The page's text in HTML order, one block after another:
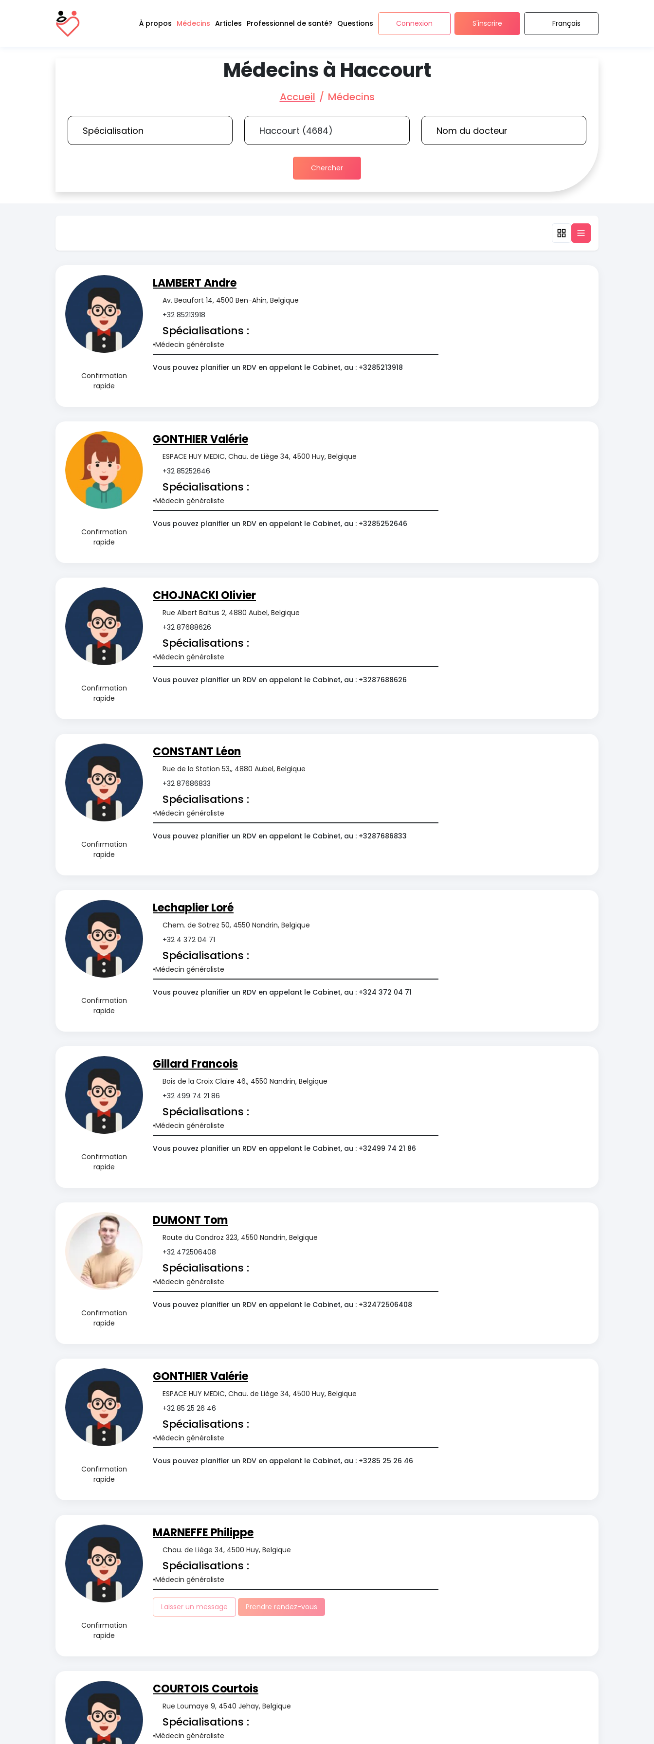
À propos Médecins Articles Professionnel de santé? Questions Connexion S'inscrire Français
Médecins à Haccourt
Accueil Médecins
Chercher
Confirmation
rapide
LAMBERT Andre
Av. Beaufort 14, 4500 Ben-Ahin, Belgique
+32 85213918
Spécialisations :
Médecin généraliste
Vous pouvez planifier un RDV en appelant le Cabinet, au : +3285213918
Confirmation
rapide
GONTHIER Valérie
ESPACE HUY MEDIC, Chau. de Liège 34, 4500 Huy, Belgique
+32 85252646
Spécialisations :
Médecin généraliste
Vous pouvez planifier un RDV en appelant le Cabinet, au : +3285252646
Confirmation
rapide
CHOJNACKI Olivier
Rue Albert Baltus 2, 4880 Aubel, Belgique
+32 87688626
Spécialisations :
Médecin généraliste
Vous pouvez planifier un RDV en appelant le Cabinet, au : +3287688626
Confirmation
rapide
CONSTANT Léon
Rue de la Station 53,, 4880 Aubel, Belgique
+32 87686833
Spécialisations :
Médecin généraliste
Vous pouvez planifier un RDV en appelant le Cabinet, au : +3287686833
Confirmation
rapide
Lechaplier Loré
Chem. de Sotrez 50, 4550 Nandrin, Belgique
+32 4 372 04 71
Spécialisations :
Médecin généraliste
Vous pouvez planifier un RDV en appelant le Cabinet, au : +324 372 04 71
Confirmation
rapide
Gillard Francois
Bois de la Croix Claire 46,, 4550 Nandrin, Belgique
+32 499 74 21 86
Spécialisations :
Médecin généraliste
Vous pouvez planifier un RDV en appelant le Cabinet, au : +32499 74 21 86
Confirmation
rapide
DUMONT Tom
Route du Condroz 323, 4550 Nandrin, Belgique
+32 472506408
Spécialisations :
Médecin généraliste
Vous pouvez planifier un RDV en appelant le Cabinet, au : +32472506408
Confirmation
rapide
GONTHIER Valérie
ESPACE HUY MEDIC, Chau. de Liège 34, 4500 Huy, Belgique
+32 85 25 26 46
Spécialisations :
Médecin généraliste
Vous pouvez planifier un RDV en appelant le Cabinet, au : +3285 25 26 46
Confirmation
rapide
MARNEFFE Philippe
Chau. de Liège 34, 4500 Huy, Belgique
Spécialisations :
Médecin généraliste
Laisser un message Prendre rendez-vous
COURTOIS Courtois
Rue Loumaye 9, 4540 Jehay, Belgique
Spécialisations :
Médecin généraliste